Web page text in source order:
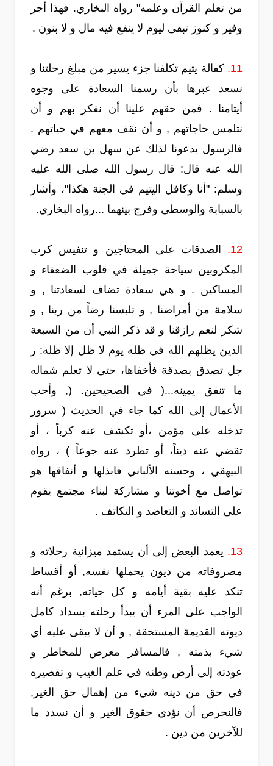
من تعلم القرآن وعلمه" رواه البخاري. فهذا أجر
وفير و كنوز تبقى ليوم لا ينفع فيه مال و لا بنون .
11. كفالة يتيم تكلفنا جزء يسير من مبلغ رحلتنا و
نسعد عبرها بأن رسمنا السعادة على وجوه
أيتامنا . فمن حقهم علينا أن نفكر بهم و أن
نتلمس حاجاتهم , و أن نقف معهم في حياتهم .
فالرسول يدعونا لذلك عن سهل بن سعد رضي
الله عنه قال: قال رسول الله صلى الله عليه
وسلم: "أنا وكافل اليتيم في الجنة هكذا"، وأشار
بالسبابة والوسطى وفرج بينهما ...رواه البخاري.
12.
الصدقات على المحتاجين و تنفيس كرب
المكروبين سياحة جميلة في قلوب الضعفاء و
المساكين . و هي سعادة تضاف لسعادتنا , و
سلامة من أمراضنا , و تلبسنا رضاً من ربنا , و
شكر لنعم رازقنا و قد ذكر النبي أن من السبعة
الذين يظلهم الله في ظله يوم لا ظل إلا ظله: ر
جل تصدق بصدقة فأخفاها، حتى لا تعلم شماله
ما تنفق يمينه...( في الصحيحين. (, وأحب
الأعمال إلى الله كما جاء في الحديث ( سرور
تدخله على مؤمن ،أو تكشف عنه كرباً ، أو
تقضي عنه ديناً، أو تطرد عنه جوعاً ) ، رواه
البيهقي ، وحسنه الألباني فابذلها و أنفاقها هو
تواصل مع أخوتنا و مشاركة لبناء مجتمع يقوم
على التساند و التعاضد و التكاتف .
13.
يعمد البعض إلى أن يستمد ميزانية رحلاته و
مصروفاته من ديون يحملها نفسه, أو أقساط
تنكد عليه بقية أيامه و كل حياته, برغم أنه
الواجب على المرء أن يبدأ رحلته بسداد كامل
ديونه القديمة المستحقة , و أن لا يبقى عليه أي
شيء بذمته , فالمسافر معرض للمخاطر و
عودته إلى أرض وطنه في علم الغيب و تقصيره
في حق من دينه شيء من إهمال حق الغير,
فالنحرص أن نؤدي حقوق الغير و أن نسدد ما
للآخرين من دين .